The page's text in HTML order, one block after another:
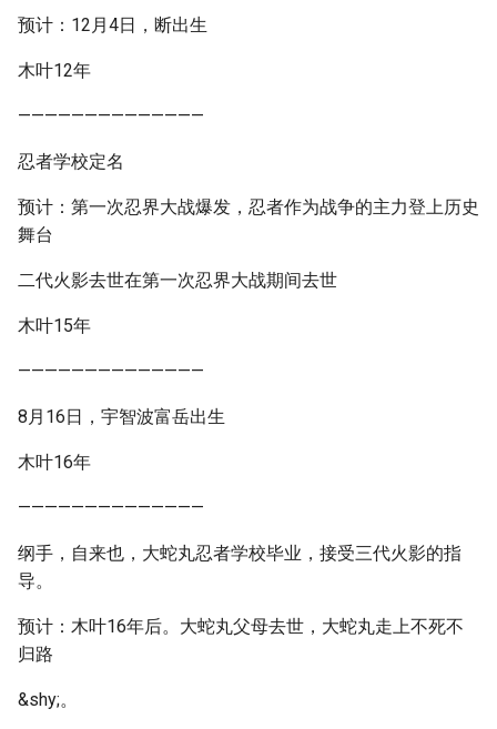
预计：12月4日，断出生
木叶12年
——————————————
忍者学校定名
预计：第一次忍界大战爆发，忍者作为战争的主力登上历史
舞台
二代火影去世在第一次忍界大战期间去世
木叶15年
——————————————
8月16日，宇智波富岳出生
木叶16年
——————————————
纲手，自来也，大蛇丸忍者学校毕业，接受三代火影的指
导。
预计：木叶16年后。大蛇丸父母去世，大蛇丸走上不死不
归路
&shy;。